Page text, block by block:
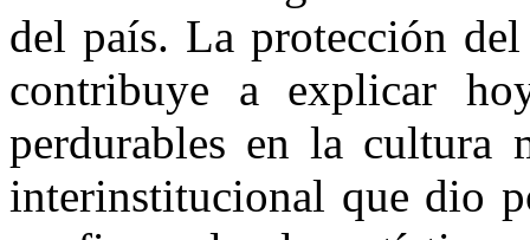
del país. La protección
contribuye a explicar
perdurables en la cultura
interinstitucional que dio